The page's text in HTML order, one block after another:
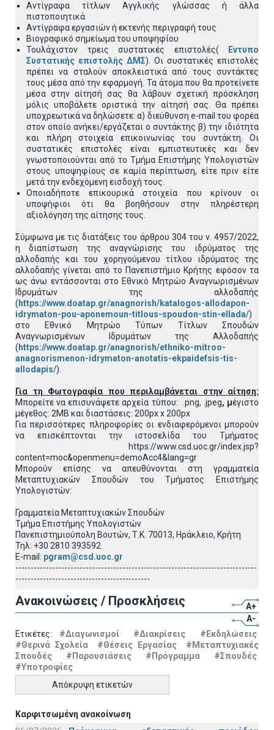
Αντίγραφα τίτλων Αγγλικής γλώσσας ή άλλα
πιστοποιητικά
Αντίγραφα εργασιών ή εκτενής περιγραφή τους
Βιογραφικό σημείωμα του υποψηφίου
Τουλάχιστον τρεις συστατικές επιστολές(
Εντυπο
Συστατικής επιστολής ΔΜΣ). Οι συστατικές επιστολές
πρέπει να σταλούν αποκλειστικά από τους συντάκτες
τους μέσα από την εφαρμογή. Τα άτομα που θα προτείνετε
μέσα στην αίτησή σας θα λάβουν σχετική πρόσκληση
μόλις υποβάλετε οριστικά την αίτησή σας. Θα πρέπει
υποχρεωτικά να δηλώσετε: α) διεύθυνση e-mail του φορέα
στον οποίο ανήκει/εργάζεται ο συντάκτης β) την ιδιότητα
και πλήρη στοιχεία επικοινωνίας του συντάκτη. Οι
συστατικές επιστολές είναι εμπιστευτικές και δεν
γνωστοποιούνται από το Τμήμα Επιστήμης Υπολογιστών
στους υποψηφίους σε καμία περίπτωση, είτε πριν είτε
μετά την ενδεχόμενη εισδοχή τους.
Οποιαδήποτε επικουρικά στοιχεία που κρίνουν οι
υποψήφιοι ότι θα βοηθήσουν στην πληρέστερη
αξιολόγηση της αίτησης τους.
Σύμφωνα με τις διατάξεις του άρθρου 304 του ν. 4957/2022,
η διαπίστωση της αναγνώρισης του ιδρύματος της
αλλοδαπής και του χορηγούμενου τίτλου ιδρύματος της
αλλοδαπής γίνεται από το Πανεπιστήμιο Κρήτης εφόσον τα
ως άνω εντάσσονται στο Εθνικό Μητρώο Αναγνωρισμένων
Ιδρυμάτων της αλλοδαπής
( https://www.doatap.gr/anagnorish/katalogos-allodapon-
idrymaton-pou-aponemoun-titlous-spoudon-stin-ellada/)
στο Εθνικό Μητρώο Τύπων Τίτλων Σπουδών
Αναγνωρισμένων Ιδρυμάτων της Αλλοδαπής
( https://www.doatap.gr/anagnorish/ethniko-mitroo-
anagnorismenon-idrymaton-anotatis-ekpaidefsis-tis-
allodapis/).
Για τη Φωτογραφία που περιλαμβάνεται στην αίτηση:
Μπορείτε να επισυνάψετε αρχεία τύπου: .png, .jpeg, μέγιστο
μέγεθος: 2MB και διαστάσεις: 200px x 200px
Για περισσότερες πληροφορίες οι ενδιαφερόμενοι μπορούν
να επισκέπτονται την ιστοσελίδα του Τμήματος
https://www.csd.uoc.gr/index.jsp?
content=moc&openmenu=demoAcc4&lang=gr
Μπορούν επίσης να απευθύνονται στη γραμματεία
Μεταπτυχιακών Σπουδών του Τμήματος Επιστήμης
Υπολογιστών:
Γραμματεία Μεταπτυχιακών Σπουδών
Τμήμα Επιστήμης Υπολογιστών
Πανεπιστημιούπολη Βουτών, Τ.Κ. 70013, Ηράκλειο, Κρήτη
Τηλ: +30 2810 393592
E-mail: pgram@csd.uoc.gr
-------------------------------------------------------------------------------
--------------------------------------------
Ανακοινώσεις / Προσκλήσεις
A+
A-
Ετικέτες: #Διαγωνισμοί #Διακρίσεις
#Εκδηλώσεις
#Θερινά Σχολεία
#Θέσεις Εργασίας
#Μεταπτυχιακές
Σπουδές
#Παρουσιάσεις #Πρόγραμμα
#Σπουδές
#Υποτροφίες
Απόκρυψη ετικετών
Καρφιτσωμένη ανακοίνωση